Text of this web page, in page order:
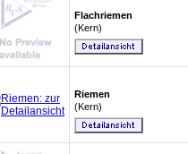
Flachriemen
(Kern)
Riemen
(Kern)